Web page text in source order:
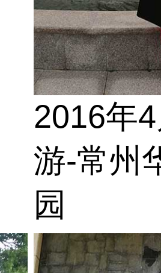
2016年
游-常州
园